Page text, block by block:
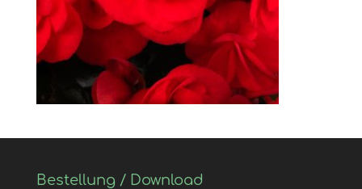
Bestellung / Download